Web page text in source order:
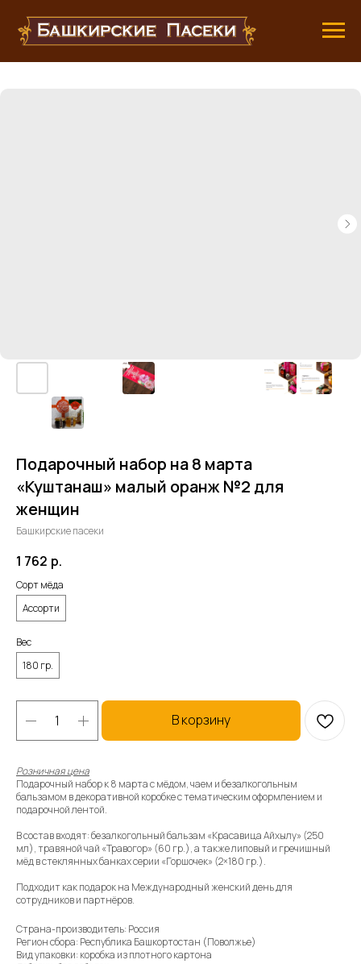
Подарочный набор на 8 марта
«Куштанаш» малый оранж №2 для
женщин
Башкирские пасеки
1 762 р.
Сорт мёда
Ассорти
Вес
180 гр.
В корзину
Розничная цена
Подарочный набор к 8 марта с мёдом, чаем и безалкогольным
бальзамом в декоративной коробке с тематическим оформлением и
подарочной лентой.
В состав входят: безалкогольный бальзам «Красавица Айхылу» (250
мл), травяной чай «Травогор» (60 гр.), а также липовый и гречишный
мёд в стеклянных банках серии «Горшочек» (2×180 гр.).
Подходит как подарок на Международный женский день для
сотрудников и партнёров.
Страна-производитель: Россия
Регион сбора: Республика Башкортостан (Поволжье)
Вид упаковки: коробка из плотного картона